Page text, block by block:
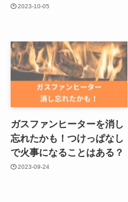
2023-10-05
ガスファンヒーターを消し
忘れたかも！つけっぱなし
で火事になることはある？
2023-09-24